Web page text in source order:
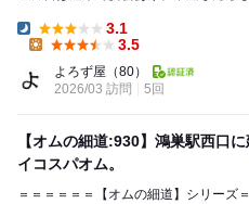
Dinner:
3.1
3.5
よろず屋 （80）
2026/03 訪問
5回
【オムの細道:930】鴻巣駅西口
イコスパオム。
＝＝＝＝＝＝【オムの細道】シリーズ＝＝＝＝＝＝ 鴻